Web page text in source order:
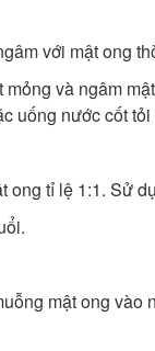
với mật ong
và ngâm
uống nước cốt
ong tỉ lệ 1:1. Sử
mật ong vào